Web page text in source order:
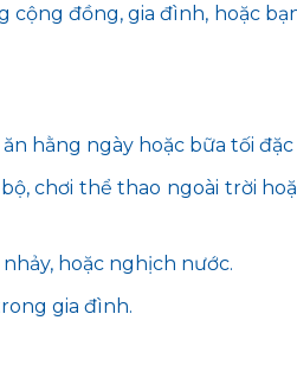
đồng, gia đình, hoặc
hằng ngày hoặc bữa tối đặc
chơi thể thao ngoài trời
hoặc nghịch nước.
gia đình.